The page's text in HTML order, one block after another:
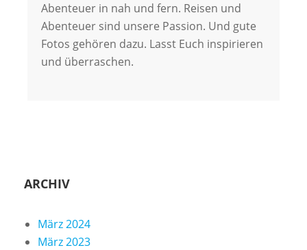
Abenteuer in nah und fern. Reisen und
Abenteuer sind unsere Passion. Und gute
Fotos gehören dazu. Lasst Euch inspirieren
und überraschen.
ARCHIV
März 2024
März 2023